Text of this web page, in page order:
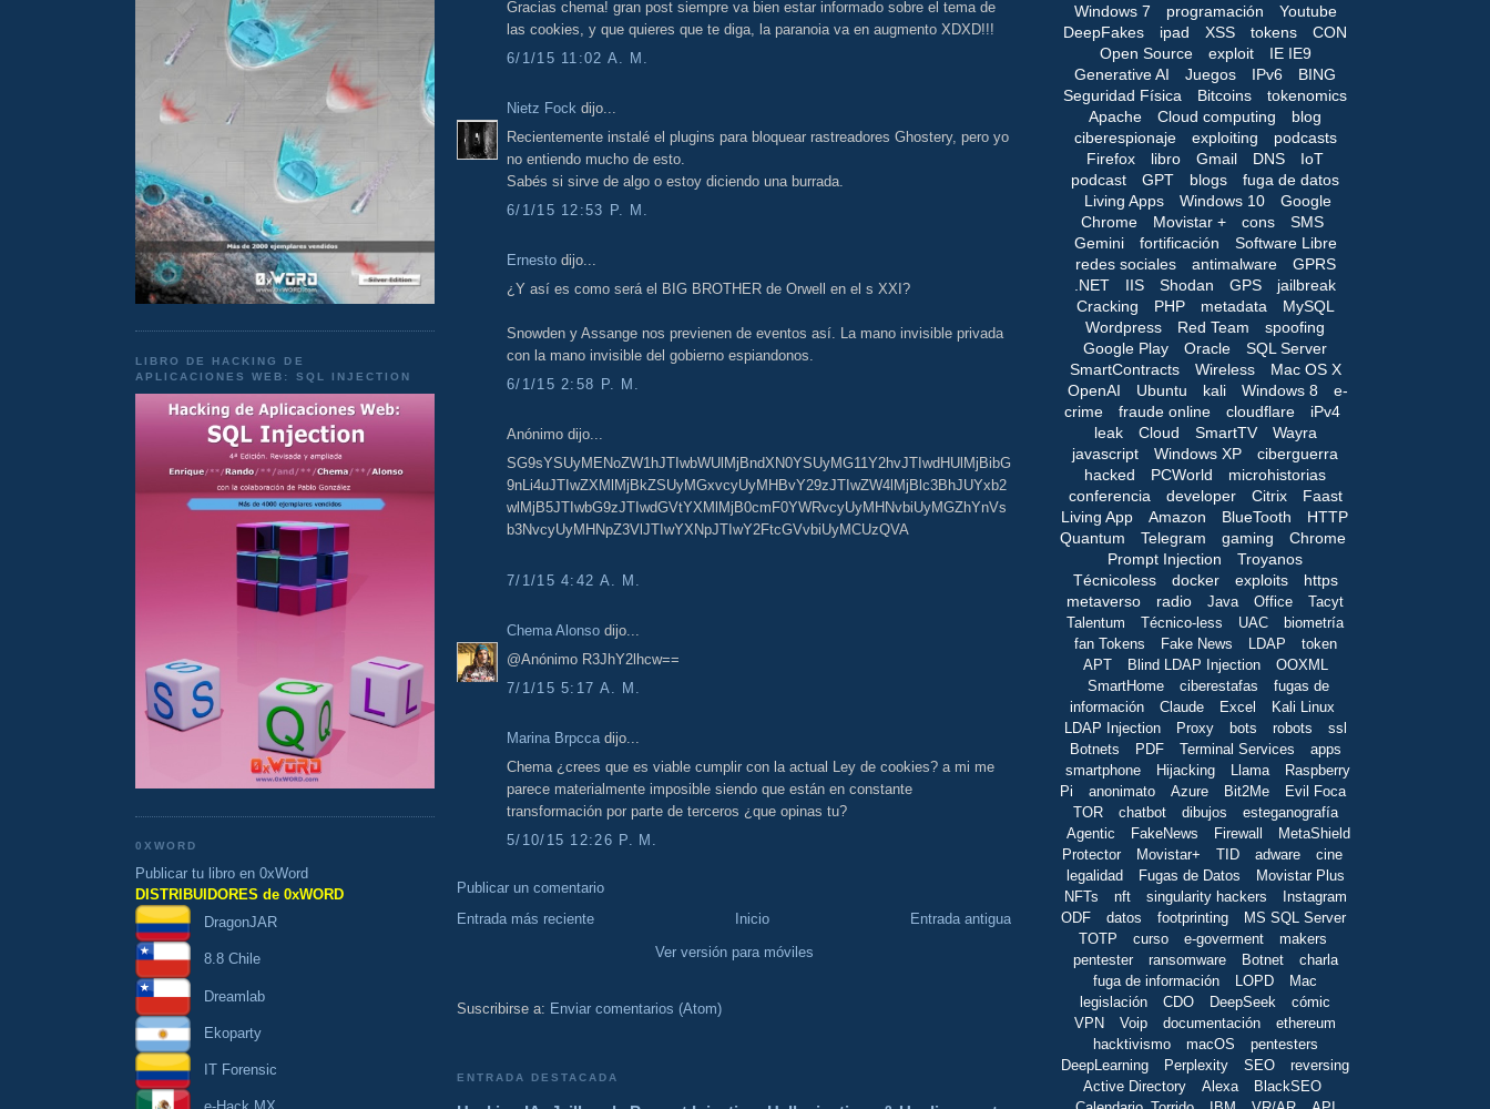
LIBRO DE HACKING DE
APLICACIONES WEB: SQL INJECTION
0XWORD
Publicar tu libro en 0xWord
DISTRIBUIDORES de 0xWORD
DragonJAR
8.8 Chile
Dreamlab
Ekoparty
IT Forensic
Gracias chema! gran post siempre va bien estar informado sobre el tema de
las cookies, y que quieres que te diga, la paranoia va en augmento XDXD!!!
6/1/15 11:02 A. M.
Nietz Fock dijo...
Recientemente instalé el plugins para bloquear rastreadores Ghostery, pero yo
no entiendo mucho de esto.
Sabés si sirve de algo o estoy diciendo una burrada.
6/1/15 12:53 P. M.
Ernesto dijo...
¿Y así es como será el BIG BROTHER de Orwell en el s XXI?
Snowden y Assange nos previenen de eventos así. La mano invisible privada
con la mano invisible del gobierno espiandonos.
6/1/15 2:58 P. M.
Anónimo dijo...
SG9sYSUyMENoZW1hJTIwbWUlMjBndXN0YSUyMG11Y2hvJTIwdHUlMjBibG
9nLi4uJTIwZXMlMjBkZSUyMGxvcyUyMHBvY29zJTIwZW4lMjBlc3BhJUYxb2
wlMjB5JTIwbG9zJTIwdGVtYXMlMjB0cmF0YWRvcyUyMHNvbiUyMGZhYnVs
b3NvcyUyMHNpZ3VlJTIwYXNpJTIwY2FtcGVvbiUyMCUzQVA
7/1/15 4:42 A. M.
Chema Alonso dijo...
@Anónimo R3JhY2lhcw==
7/1/15 5:17 A. M.
Marina Brpcca dijo...
Chema ¿crees que es viable cumplir con la actual Ley de cookies? a mi me
parece materialmente imposible siendo que están en constante
transformación por parte de terceros ¿que opinas tu?
5/10/15 12:26 P. M.
Publicar un comentario
Entrada más reciente
Entrada antigua
Inicio
Ver versión para móviles
Suscribirse a: Enviar comentarios (Atom)
ENTRADA DESTACADA
Windows 7
programación
Youtube
DeepFakes
ipad XSS tokens
CON
Open Source
exploit
IE IE9
Generative AI
Juegos IPv6
BING
Seguridad Física
Bitcoins
tokenomics
Apache
Cloud computing
blog
ciberespionaje
exploiting
podcasts
Firefox
libro Gmail DNS
IoT
podcast
GPT blogs
fuga de datos
Living Apps
Windows 10
Google
Chrome
Movistar + cons
SMS
Gemini
fortificación
Software Libre
redes sociales
antimalware
GPRS
.NET
IIS Shodan GPS
jailbreak
Cracking
PHP metadata
MySQL
Wordpress
Red Team
spoofing
Google Play
Oracle
SQL Server
SmartContracts
Wireless
Mac OS X
OpenAI
Ubuntu kali Windows 8
e-
crime
fraude online cloudflare
iPv4
leak
Cloud SmartTV
Wayra
javascript
Windows XP
ciberguerra
hacked
PCWorld
microhistorias
conferencia
developer Citrix
Faast
Living App
Amazon BlueTooth
HTTP
Quantum
Telegram gaming
Chrome
Prompt Injection
Troyanos
Técnicoless
docker exploits
https
metaverso
radio Java Office
Tacyt
Talentum
Técnico-less UAC
biometría
fan Tokens
Fake News LDAP
token
APT
Blind LDAP Injection
OOXML
SmartHome
ciberestafas
fugas de
información
Claude Excel
Kali Linux
LDAP Injection
Proxy bots robots
ssl
Botnets
PDF Terminal Services
apps
smartphone
Hijacking Llama
Raspberry
Pi
anonimato Azure Bit2Me
Evil Foca
TOR
chatbot dibujos
esteganografía
Agentic
FakeNews Firewall
MetaShield
Protector
Movistar+ TID adware
cine
legalidad
Fugas de Datos
Movistar Plus
NFTs
nft singularity hackers
Instagram
ODF
datos footprinting
MS SQL Server
TOTP
curso e-goverment
makers
pentester
ransomware Botnet
charla
fuga de información
LOPD
Mac
legislación
CDO DeepSeek
cómic
VPN
Voip documentación
ethereum
hacktivismo
macOS
pentesters
DeepLearning
Perplexity SEO
reversing
Active Directory
Alexa
BlackSEO